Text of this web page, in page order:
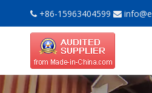
 +86-15963404599 